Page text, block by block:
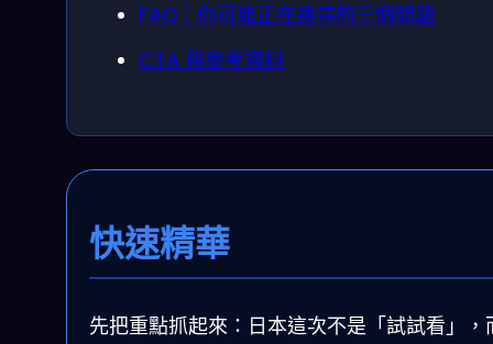
FAQ：你可能正在搜尋的三個問題
CTA 與參考資料
快速精華
先把重點抓起來：日本這次不是「試試看」，